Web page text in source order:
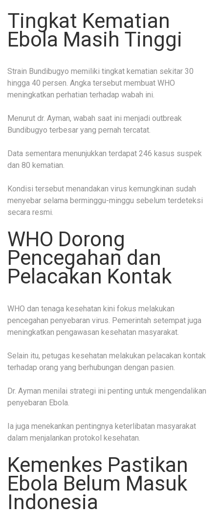
Tingkat Kematian
Ebola Masih Tinggi
Strain Bundibugyo memiliki tingkat kematian sekitar 30
hingga 40 persen. Angka tersebut membuat WHO
meningkatkan perhatian terhadap wabah ini.
Menurut dr. Ayman, wabah saat ini menjadi outbreak
Bundibugyo terbesar yang pernah tercatat.
Data sementara menunjukkan terdapat 246 kasus suspek
dan 80 kematian.
Kondisi tersebut menandakan virus kemungkinan sudah
menyebar selama berminggu-minggu sebelum terdeteksi
secara resmi.
WHO Dorong
Pencegahan dan
Pelacakan Kontak
WHO dan tenaga kesehatan kini fokus melakukan
pencegahan penyebaran virus. Pemerintah setempat juga
meningkatkan pengawasan kesehatan masyarakat.
Selain itu, petugas kesehatan melakukan pelacakan kontak
terhadap orang yang berhubungan dengan pasien.
Dr. Ayman menilai strategi ini penting untuk mengendalikan
penyebaran Ebola.
Ia juga menekankan pentingnya keterlibatan masyarakat
dalam menjalankan protokol kesehatan.
Kemenkes Pastikan
Ebola Belum Masuk
Indonesia